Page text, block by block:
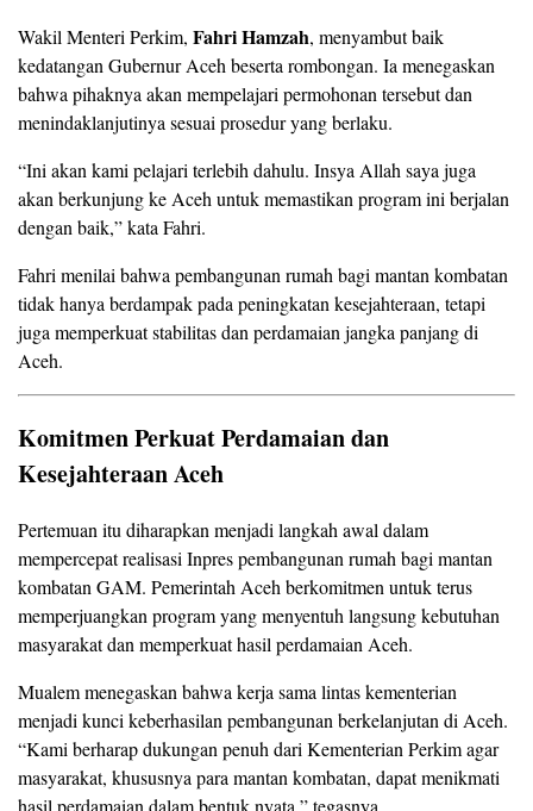
Wakil Menteri Perkim, Fahri Hamzah, menyambut baik
kedatangan Gubernur Aceh beserta rombongan. Ia menegaskan
bahwa pihaknya akan mempelajari permohonan tersebut dan
menindaklanjutinya sesuai prosedur yang berlaku.
“Ini akan kami pelajari terlebih dahulu. Insya Allah saya juga
akan berkunjung ke Aceh untuk memastikan program ini berjalan
dengan baik,” kata Fahri.
Fahri menilai bahwa pembangunan rumah bagi mantan kombatan
tidak hanya berdampak pada peningkatan kesejahteraan, tetapi
juga memperkuat stabilitas dan perdamaian jangka panjang di
Aceh.
Komitmen Perkuat Perdamaian dan
Kesejahteraan Aceh
Pertemuan itu diharapkan menjadi langkah awal dalam
mempercepat realisasi Inpres pembangunan rumah bagi mantan
kombatan GAM. Pemerintah Aceh berkomitmen untuk terus
memperjuangkan program yang menyentuh langsung kebutuhan
masyarakat dan memperkuat hasil perdamaian Aceh.
Mualem menegaskan bahwa kerja sama lintas kementerian
menjadi kunci keberhasilan pembangunan berkelanjutan di Aceh.
“Kami berharap dukungan penuh dari Kementerian Perkim agar
masyarakat, khususnya para mantan kombatan, dapat menikmati
hasil perdamaian dalam bentuk nyata,” tegasnya.